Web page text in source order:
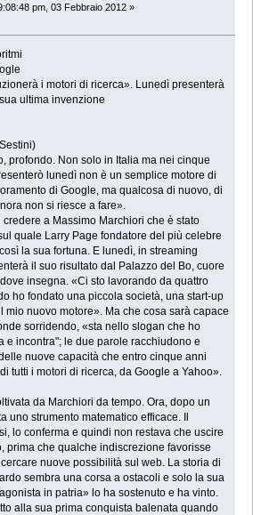
pm, 03 Febbraio 2012 »
i motori di ricerca». Lunedì presenterà
ultima invenzione
profondo. Non solo in Italia ma nei cinque
lunedì non è un semplice motore di
di Google, ma qualcosa di nuovo, di
non si riesce a fare».
credere a Massimo Marchiori che è stato
quale Larry Page fondatore del più celebre
la sua fortuna. E lunedì, in streaming
il suo risultato dal Palazzo del Bo, cuore
insegna. «Ci sto lavorando da quattro
ho fondato una piccola società, una start-up
mio nuovo motore». Ma che cosa sarà capace
sorridendo, «sta nello slogan che ho
e incontra"; le due parole racchiudono e
nuove capacità che entro cinque anni
tutti i motori di ricerca, da Google a Yahoo».
da Marchiori da tempo. Ora, dopo un
uno strumento matematico efficace. Il
lo conferma e quindi non restava che uscire
prima che qualche indiscrezione favorisse
nuove possibilità sul web. La storia di
sembra una corsa a ostacoli e solo la sua
in patria» lo ha sostenuto e ha vinto.
alla sua prima conquista balenata quando